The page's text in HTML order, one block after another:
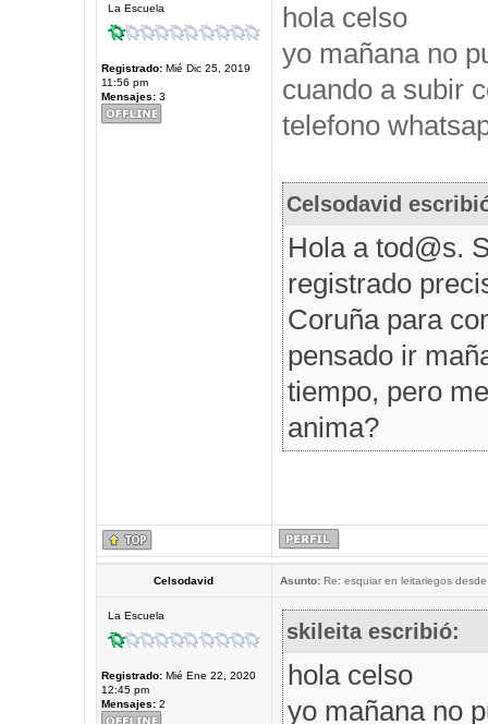
La Escuela
Registrado:Mié Dic 25, 2019
11:56 pm
Mensajes:3
hola celso
yo mañana no
cuando a subir
telefono
Celsodavid
Hola a tod@s.
registrado
Coruña para
pensado ir
tiempo, pero
anima?
Celsodavid Asunto:Re: esquiar en leitariegos
La Escuela
Registrado:Mié Ene 22, 2020
12:45 pm
Mensajes:2
skileita escribió:
hola celso
yo mañana no